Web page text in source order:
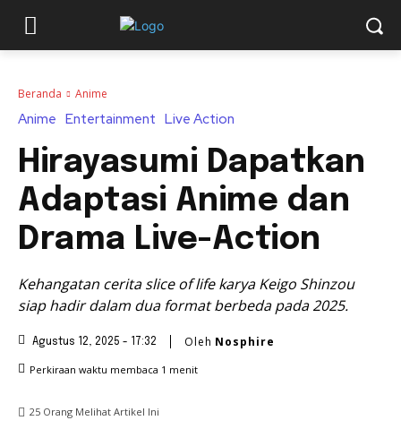
Beranda Anime
Anime Entertainment Live Action
Hirayasumi Dapatkan
Adaptasi Anime dan
Drama Live-Action
Kehangatan cerita slice of life karya Keigo Shinzou
siap hadir dalam dua format berbeda pada 2025.
Agustus 12, 2025 - 17:32 Oleh Nosphire
Perkiraan waktu membaca 1 menit
25 Orang Melihat Artikel Ini